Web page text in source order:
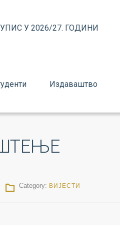
УПИС У 2026/27. ГОДИНИ
Издаваштво
Category: ВИЈЕСТИ